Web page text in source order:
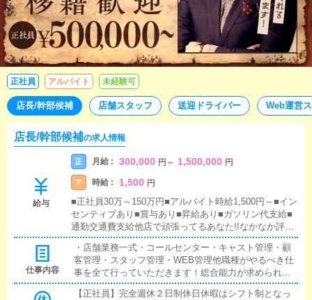
正社員 アルバイト 未経験可
店長/幹部候補 店舗スタッフ 送迎ドライバー Web運営
店長/幹部候補の求人情報
給与
正 月給 : 300,000 円 ～ 1,500,000 円
ア 時給 : 1,500 円
■正社員30万～150万円■アルバイト時給1,500円～■イン
センティブあり■賞与あり■昇給あり■ガソリン代支給■
通勤交通費支給他店で頑張ってるあなた!!なかなか評価
されないあなた!!経験もあり高時給がいいけど、正社員
雇用じゃない方が都合があなた!!当店はできる方には給
料は惜しみません★アルバイト雇用でも1500円の高時給
スタート可能です！
仕事内容
・店舗業務一式・コールセンター・キャスト管理・顧
客管理・スタッフ管理・WEB管理他職種がやるべき仕
事を全て行っていただきます！総合能力が求められま
すが給料もそれ以上です！
【正社員】完全週休２日制休日休暇はシフト制となっ